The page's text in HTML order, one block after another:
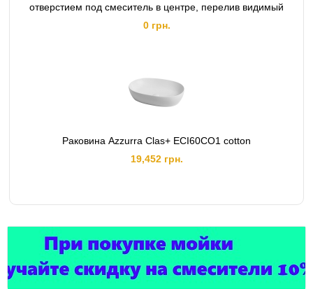
отверстием под смеситель в центре, перелив видимый
0 грн.
Раковина Azzurra Clas+ ECI60CO1 cotton
19,452 грн.